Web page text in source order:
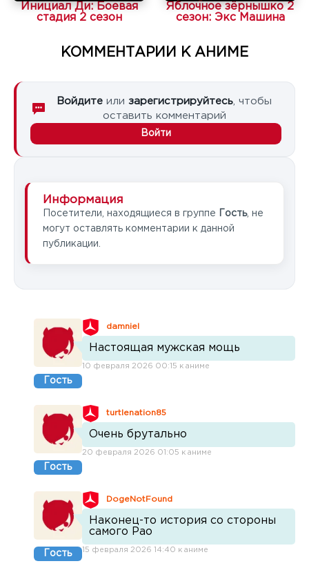
Инициал Ди: Боевая
стадия 2 сезон
Яблочное зёрнышко 2
сезон: Экс Машина
КОММЕНТАРИИ К АНИМЕ
Войдите или зарегистрируйтесь , чтобы
оставить комментарий
Войти
Информация
Посетители, находящиеся в группе Гость, не
могут оставлять комментарии к данной
публикации.
Гость
damniel
Настоящая мужская мощь
10 февраля 2026 00:15 к аниме
Гость
turtlenation85
Очень брутально
20 февраля 2026 01:05 к аниме
Гость
DogeNotFound
Наконец-то история со стороны
самого Рао
15 февраля 2026 14:40 к аниме